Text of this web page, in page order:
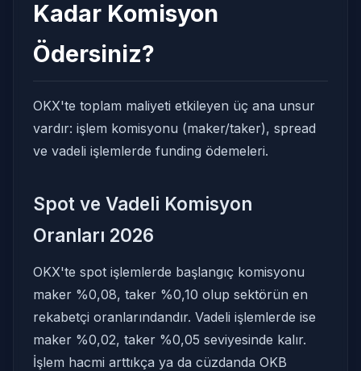
Kadar Komisyon
Ödersiniz?
OKX'te toplam maliyeti etkileyen üç ana unsur
vardır: işlem komisyonu (maker/taker), spread
ve vadeli işlemlerde funding ödemeleri.
Spot ve Vadeli Komisyon
Oranları 2026
OKX'te spot işlemlerde başlangıç komisyonu
maker %0,08, taker %0,10 olup sektörün en
rekabetçi oranlarındandır. Vadeli işlemlerde ise
maker %0,02, taker %0,05 seviyesinde kalır.
İşlem hacmi arttıkça ya da cüzdanda OKB